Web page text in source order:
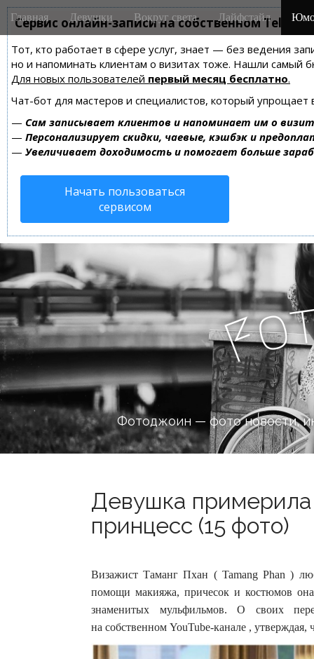
Сервис онлайн-записи на собственном
Тот, кто работает в сфере услуг, знает — без ведения
но и напоминать клиентам о визитах тоже. Нашли самый
Для новых пользователей первый месяц бесплатно.
Чат-бот для мастеров и специалистов, который упрощает
— Сам записывает клиентов и напоминает им о
— Персонализирует скидки, чаевые, кэшбэк и
— Увеличивает доходимость и помогает больше
Начать пользоваться
сервисом
M
a
n
m
e
n
u
i
Главная Девушки Вокруг света Лайфстайл
Fo
Фотоджоин — фото новости,
Девушка примерила
принцесс (15 фото)
Визажист Таманг Пхан ( Tamang Phan )
помощи макияжа, причесок и костюмов она
знаменитых мульфильмов. О своих
на собственном YouTube-канале ,